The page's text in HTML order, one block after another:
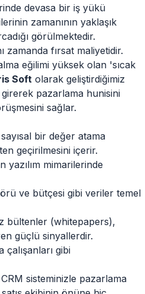
devasa bir iş yükü
zamanının yaklaşık
görülmektedir.
fırsat maliyetidir.
eğilimi yüksek olan 'sıcak
Soft olarak geliştirdiğimiz
pazarlama hunisini
sağlar.
bir değer atama
geçirilmesini içerir.
mimarilerinde
ve bütçesi gibi veriler temel
bültenler (whitepapers),
güçlü sinyallerdir.
gibi
sisteminizle pazarlama